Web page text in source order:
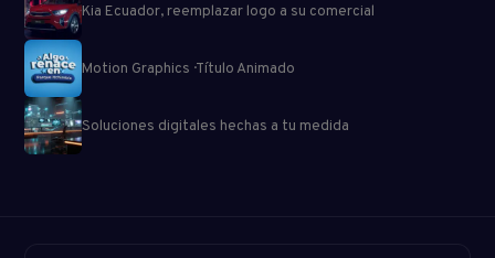
Kia Ecuador, reemplazar logo a su comercial
Motion Graphics · Título Animado
Soluciones digitales hechas a tu medida